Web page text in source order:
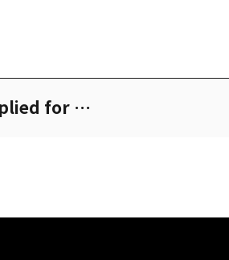
Smart Shieldbox solution with OTA technology applied for MIMO testing, XCAT-SmartShield